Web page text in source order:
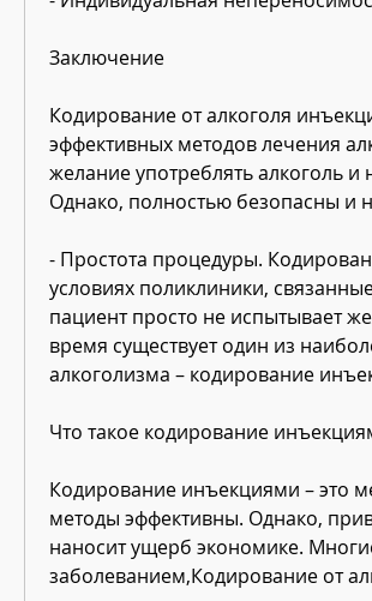
Заключение
Кодирование от алкоголя
эффективных методов лечения
желание употреблять алкоголь
Однако, полностью безопасны и
- Простота процедуры.
условиях поликлиники,
пациент просто не испытывает
время существует один из
алкоголизма – кодирование
Что такое кодирование
Кодирование инъекциями – это
методы эффективны. Однако,
наносит ущерб экономике.
заболеванием,Кодирование от